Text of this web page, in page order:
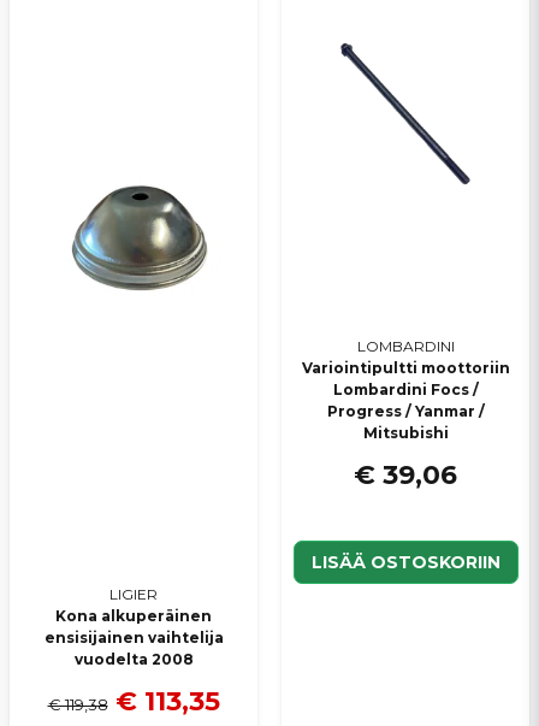
LIGIER
Kona alkuperäinen
ensisijainen vaihtelija
vuodelta 2008
€ 119,38 € 113,35
LOMBARDINI
Variointipultti moottoriin
Lombardini Focs /
Progress / Yanmar /
Mitsubishi
€ 39,06
LISÄÄ OSTOSKORIIN